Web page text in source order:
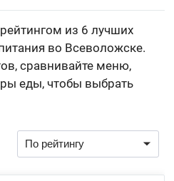
из 6 лучших
во Всеволожске.
сравнивайте меню,
еды, чтобы выбрать